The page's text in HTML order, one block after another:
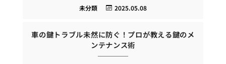
2025.05.08
未分類
車の鍵トラブル未然に防ぐ！プロが教える鍵のメ
ンテナンス術